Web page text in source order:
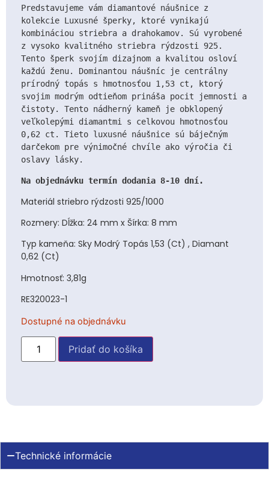
Predstavujeme vám diamantové náušnice z
kolekcie Luxusné šperky, ktoré vynikajú
kombináciou striebra a drahokamov. Sú vyrobené
z vysoko kvalitného striebra rýdzosti 925.
Tento šperk svojím dizajnom a kvalitou osloví
každú ženu. Dominantou náušníc je centrálny
prírodný topás s hmotnosťou 1,53 ct, ktorý
svojim modrým odtieňom prináša pocit jemnosti a
čistoty. Tento nádherný kameň je obklopený
veľkolepými diamantmi s celkovou hmotnosťou
0,62 ct. Tieto luxusné náušnice sú báječným
darčekom pre výnimočné chvíle ako výročia či
oslavy lásky.
Na objednávku termín dodania 8-10 dní.
Materiál striebro rýdzosti 925/1000
Rozmery: Dĺžka: 24 mm x Šírka: 8 mm
Typ kameňa: Sky Modrý Topás 1,53 (Ct) , Diamant
0,62 (Ct)
Hmotnosť: 3,81g
RE320023-1
Dostupné na objednávku
Pridať do košíka
Technické informácie